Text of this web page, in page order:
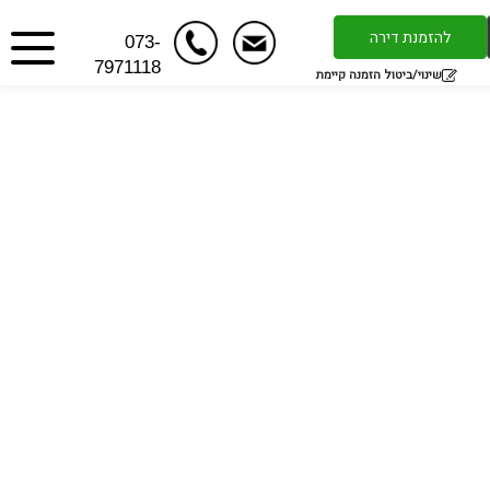
שינוי/ביטול הזמנה קיימת
להזמנת דירה
073-
7971118